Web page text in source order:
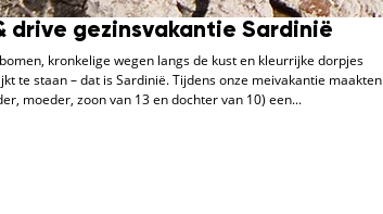
drive gezinsvakantie Sardinië
kronkelige wegen langs de kust en kleurrijke dorpjes
te staan – dat is Sardinië. Tijdens onze meivakantie maakten
moeder, zoon van 13 en dochter van 10) een...